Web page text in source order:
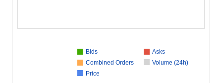
Bids
Asks
Combined Orders
Volume (24h)
Price